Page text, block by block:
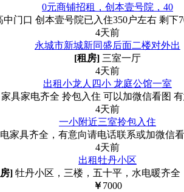
0元商铺招租，创本壹号院，40
门口 创本壹号院已入住350户左右 剩
4天前
永城市新城新同盛后面二楼对外出
[租房] 三室一厅
4天前
出租小龙人四小 龙庭公馆一室
家具家电齐全 拎包入住 可以加微信看图
4天前
一小附近三室拎包入住
家具齐全，有意向请电话联系或加微信
4天前
出租牡丹小区
] 牡丹小区，三楼，五十平，水电暖齐全
￥7000